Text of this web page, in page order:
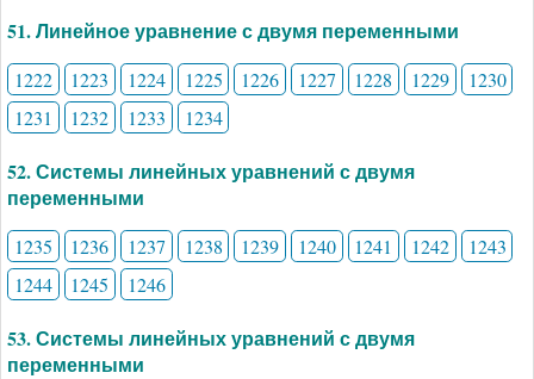
51. Линейное уравнение с двумя переменными
1222 1223 1224 1225 1226 1227 1228 1229
1230
1231
1232 1233 1234
52. Системы линейных уравнений с двумя
переменными
1235 1236 1237 1238 1239 1240 1241 1242
1243
1244
1245 1246
53. Системы линейных уравнений с двумя
переменными